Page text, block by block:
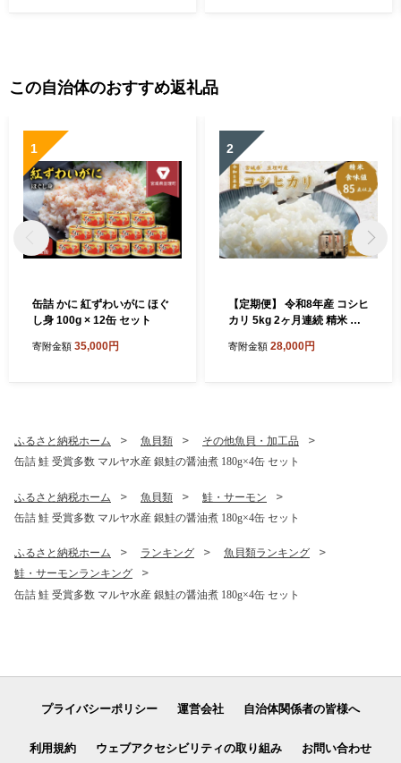
この自治体のおすすめ返礼品
1
缶詰 かに 紅ずわいがに ほぐ
し身 100g × 12缶 セット
寄附金額 35,000円
2
【定期便】 令和8年産 コシヒ
カリ 5kg 2ヶ月連続 精米 お
寄附金額 28,000円
ふるさと納税ホーム 魚貝類
その他魚貝・加工品
缶詰 鮭 受賞多数 マルヤ水産 銀鮭の醤油煮 180g×4缶 セット
ふるさと納税ホーム 魚貝類
鮭・サーモン
缶詰 鮭 受賞多数 マルヤ水産 銀鮭の醤油煮 180g×4缶 セット
ふるさと納税ホーム ランキング
魚貝類ランキング
鮭・サーモンランキング
缶詰 鮭 受賞多数 マルヤ水産 銀鮭の醤油煮 180g×4缶 セット
プライバシーポリシー 運営会社 自治体関係者の皆様へ
利用規約 ウェブアクセシビリティの取り組み お問い合わせ